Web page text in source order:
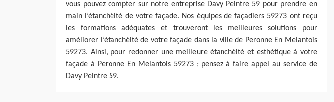
vous pouvez compter sur notre entreprise Davy Peintre 59 pour prendre en
main l’étanchéité de votre façade. Nos équipes de façadiers 59273 ont reçu
les formations adéquates et trouveront les meilleures solutions pour
améliorer l’étanchéité de votre façade dans la ville de Peronne En Melantois
59273. Ainsi, pour redonner une meilleure étanchéité et esthétique à votre
façade à Peronne En Melantois 59273 ; pensez à faire appel au service de
Davy Peintre 59.